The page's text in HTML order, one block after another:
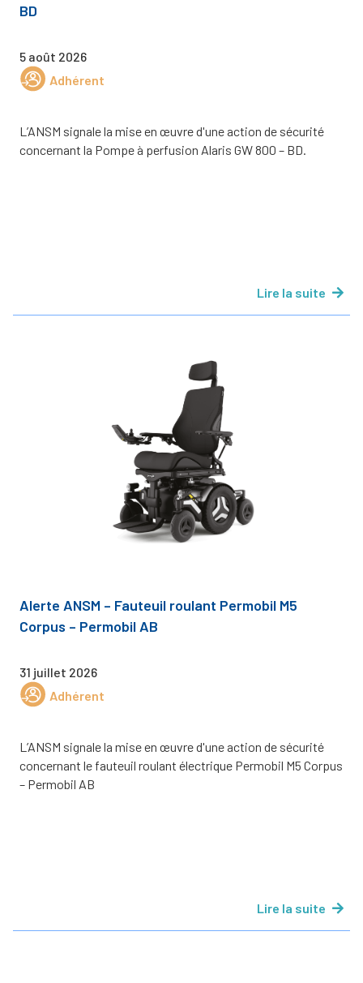
BD
5 août 2026
Adhérent
L’ANSM signale la mise en œuvre d'une action de sécurité
concernant la Pompe à perfusion Alaris GW 800 – BD.
Lire la suite
Alerte ANSM – Fauteuil roulant Permobil M5
Corpus – Permobil AB
31 juillet 2026
Adhérent
L’ANSM signale la mise en œuvre d'une action de sécurité
concernant le fauteuil roulant électrique Permobil M5 Corpus
– Permobil AB
Lire la suite